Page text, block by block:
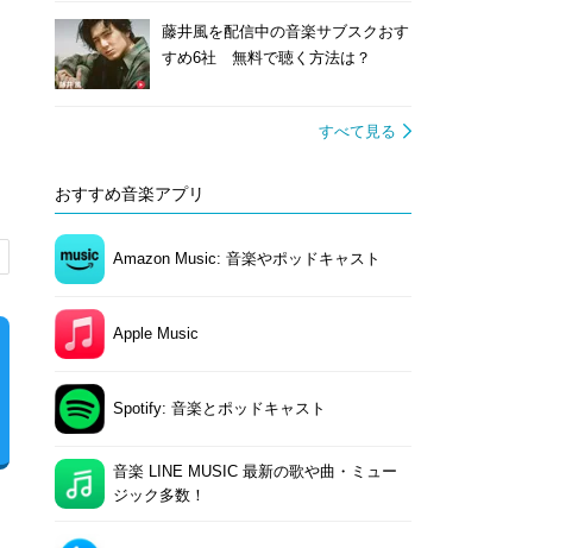
藤井風を配信中の音楽サブスクおす
すめ6社 無料で聴く方法は？
すべて見る
おすすめ音楽アプリ
Amazon Music: 音楽やポッドキャスト
Apple Music
Spotify: 音楽とポッドキャスト
音楽 LINE MUSIC 最新の歌や曲・ミュー
ジック多数！